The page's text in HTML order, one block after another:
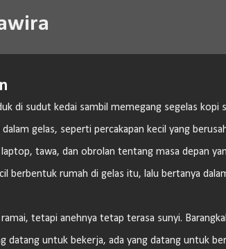
di sudut kedai sambil memegang segelas kopi
dalam gelas, seperti percakapan kecil yang
tawa, dan obrolan tentang masa depan
berbentuk rumah di gelas itu, lalu bertanya
ramai, tetapi anehnya tetap terasa sunyi.
datang untuk bekerja, ada yang datang untuk